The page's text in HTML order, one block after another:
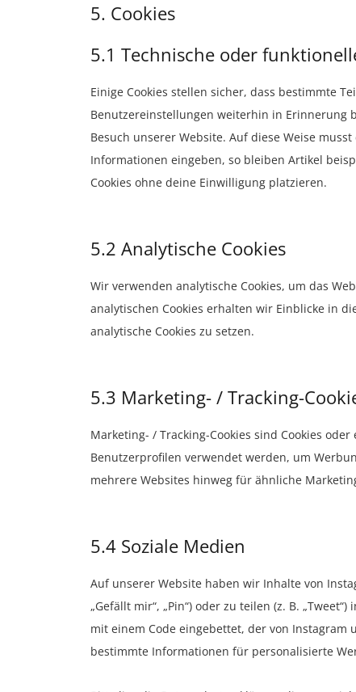
5. Cookies
5.1 Technische oder
Einige Cookies stellen sicher, dass bestimmte
Benutzereinstellungen weiterhin in Erinnerung
Besuch unserer Website. Auf diese Weise
Informationen eingeben, so bleiben Artikel
Cookies ohne deine Einwilligung platzieren.
5.2 Analytische Cookies
Wir verwenden analytische Cookies, um das
analytischen Cookies erhalten wir Einblicke in
analytische Cookies zu setzen.
5.3 Marketing- / Tracking-
Marketing- / Tracking-Cookies sind Cookies
Benutzerprofilen verwendet werden, um
mehrere Websites hinweg für ähnliche
5.4 Soziale Medien
Auf unserer Website haben wir Inhalte von
„Gefällt mir“, „Pin“) oder zu teilen (z. B.
mit einem Code eingebettet, der von Instagram
bestimmte Informationen für personalisierte